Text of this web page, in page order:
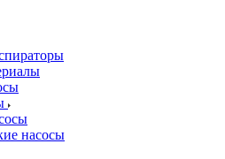
насосы